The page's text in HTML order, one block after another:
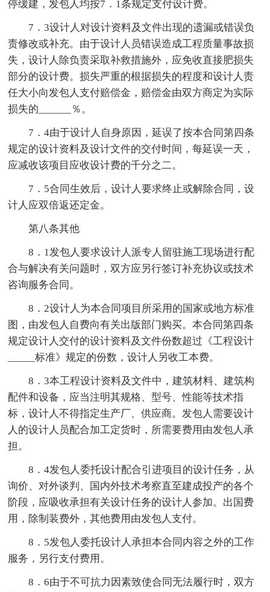
停缓建，发包人均按7．1条规定支付设计费。
7．3设计人对设计资料及文件出现的遗漏或错误负
责修改或补充。由于设计人员错误造成工程质量事故损
失，设计人除负责采取补救措施外，应免收直接肥损失
部分的设计费。损失严重的根据损失的程度和设计人责
任大小向发包人支付赔偿金，赔偿金由双方商定为实际
损失的______％。
7．4由于设计人自身原因，延误了按本合同第四条
规定的设计资料及设计文件的交付时间，每延误一天，
应减收该项目应收设计费的千分之二。
7．5合同生效后，设计人要求终止或解除合同，设
计人应双倍返还定金。
第八条其他
8．1发包人要求设计人派专人留驻施工现场进行配
合与解决有关问题时，双方应另行签订补充协议或技术
咨询服务合同。
8．2设计人为本合同项目所采用的国家或地方标准
图，由发包人自费向有关出版部门购买。本合同第四条
规定设计人交付的设计资料及文件份数超过《工程设计
_____标准》规定的份数，设计人另收工本费。
8．3本工程设计资料及文件中，建筑材料、建筑构
配件和设备，应当注明其规格、型号、性能等技术指
标，设计人不得指定生产厂、供应商。发包人需要设计
人的设计人员配合加工定货时，所需要费用由发包人承
担。
8．4发包人委托设计配合引进项目的设计任务，从
询价、对外谈判、国内外技术考察直至建成投产的各个
阶段，应吸收承担有关设计任务的设计人参加。出国费
用，除制装费外，其他费用由发包人支付。
8．5发包人委托设计人承担本合同内容之外的工作
服务，另行支付费用。
8．6由于不可抗力因素致使合同无法履行时，双方